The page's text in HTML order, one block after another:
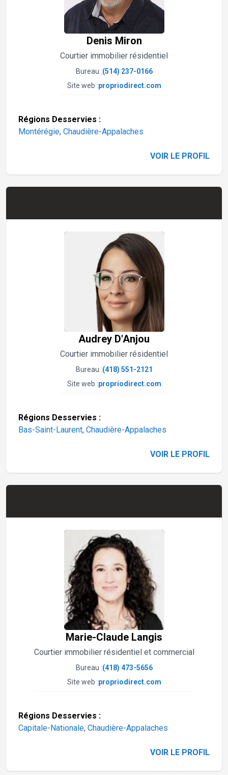
Denis Miron
Courtier immobilier résidentiel
Bureau :(514) 237-0166
Site web :propriodirect.com
Régions Desservies :
Montérégie, Chaudière-Appalaches
VOIR LE PROFIL
Audrey D'Anjou
Courtier immobilier résidentiel
Bureau :(418) 551-2121
Site web :propriodirect.com
Régions Desservies :
Bas-Saint-Laurent, Chaudière-Appalaches
VOIR LE PROFIL
Marie-Claude Langis
Courtier immobilier résidentiel et commercial
Bureau :(418) 473-5656
Site web :propriodirect.com
Régions Desservies :
Capitale-Nationale, Chaudière-Appalaches
VOIR LE PROFIL